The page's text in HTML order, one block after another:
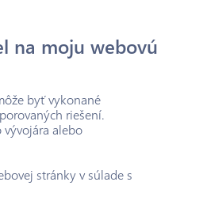
na moju webovú
byť vykonané
riešení.
alebo
stránky v súlade s